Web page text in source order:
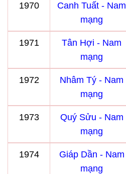
1970
Canh Tuất - Nam
mạng
1971
Tân Hợi - Nam
mạng
1972
Nhâm Tý - Nam
mạng
1973
Quý Sửu - Nam
mạng
1974
Giáp Dần - Nam
mạng